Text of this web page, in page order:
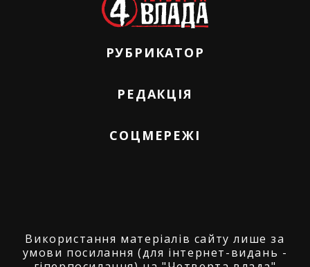
РУБРИКАТОР
РЕДАКЦІЯ
СОЦМЕРЕЖІ
Використання матеріалів сайту лише за
умови посилання (для інтернет-видань -